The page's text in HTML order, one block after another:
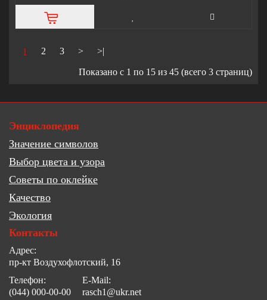
1 2 3 > >|
Показано с 1 по 15 из 45 (всего 3 страниц)
Энциклопедия
Значение символов
Выбор цвета и узора
Советы по оклейке
Качество
Экология
Контакты
Адрес:
пр-кт Воздухофлотский, 16
Телефон:
(044) 000-00-00
E-Mail:
rasch1@ukr.net